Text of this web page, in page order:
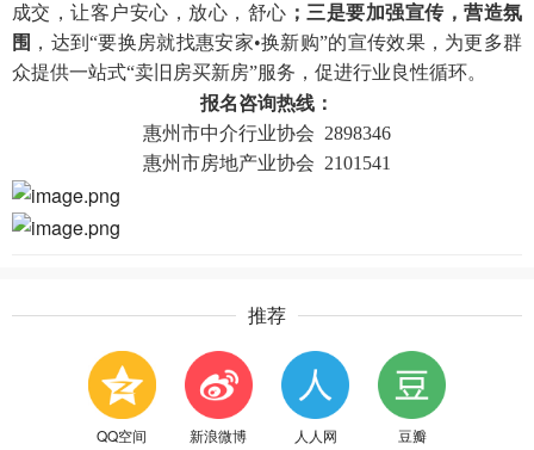
成交，让客户安心，放心，舒心 ；三是要加强宣传，营造氛
围 ，达到“要换房就找惠安家•换新购”的宣传效果，为更多群
众提供一站式“卖旧房买新房”服务，促进行业良性循环。
报名咨询热线：
惠州市中介行业协会 2898346
惠州市房地产业协会 2101541
推荐
QQ空间 新浪微博 人人网 豆瓣